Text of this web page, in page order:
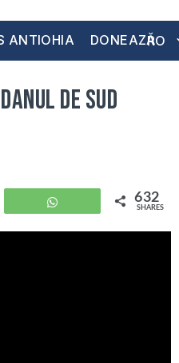
ANTIOHIA DONEAZĂRO
de Sud
WhatsApp 632
SHARES